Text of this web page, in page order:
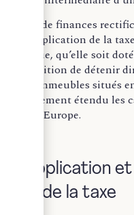
de la loi de finances
d’application de la
juridique, qu’elle soit
à condition de détenir
des immeubles situés
a également étendu les
hors d’Europe.
d’application
de la taxe